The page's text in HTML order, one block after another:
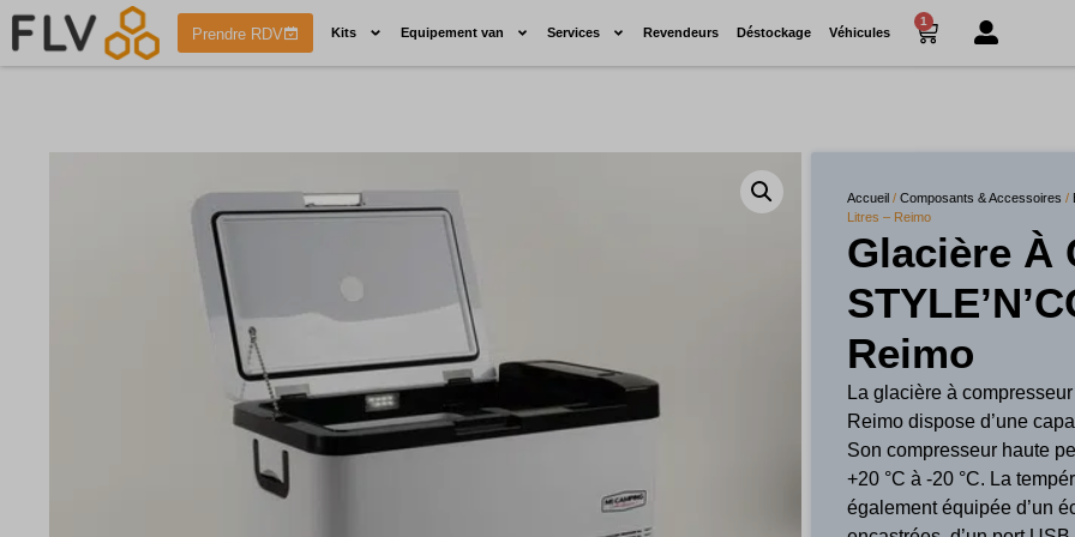
Prendre RDV Kits Equipement van Services Revendeurs Déstockage Véhicules
1
Accueil /Composants & Accessoires /
Litres – Reimo
Glacière À
Reimo
La glacière à
Reimo dispose d’une
Son compresseur haute
+20 °C à -20 °C. La
également équipée d’un